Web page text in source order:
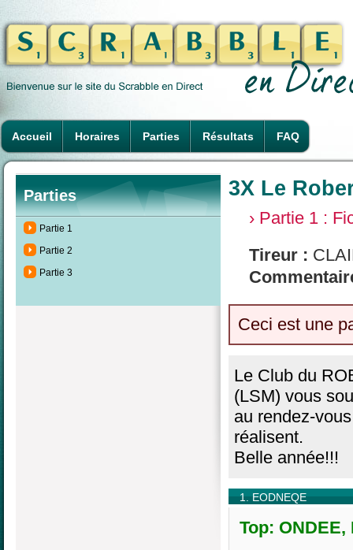
Accueil Horaires Parties Résultats FAQ
Parties
Partie 1
Partie 2
Partie 3
3X Le
› Partie 1 :
Tireur :
Ceci est une
Le Club du
(LSM) vous
au rendez-
réalisent.
Belle année!!!
1. EODNEQE
Top: ONDEE,